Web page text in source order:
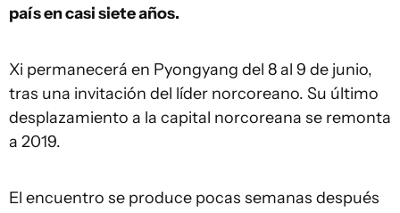
país en casi siete años.
Xi permanecerá en Pyongyang del 8 al 9 de junio,
tras una invitación del líder norcoreano. Su último
desplazamiento a la capital norcoreana se remonta
a 2019.
El encuentro se produce pocas semanas después